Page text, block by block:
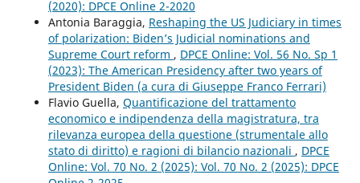
(2020): DPCE Online 2-2020
Antonia Baraggia, Reshaping the US Judiciary in times
of polarization: Biden’s Judicial nominations and
Supreme Court reform , DPCE Online: Vol. 56 No. Sp 1
(2023): The American Presidency after two years of
President Biden (a cura di Giuseppe Franco Ferrari)
Flavio Guella, Quantificazione del trattamento
economico e indipendenza della magistratura, tra
rilevanza europea della questione (strumentale allo
stato di diritto) e ragioni di bilancio nazionali , DPCE
Online: Vol. 70 No. 2 (2025): Vol. 70 No. 2 (2025): DPCE